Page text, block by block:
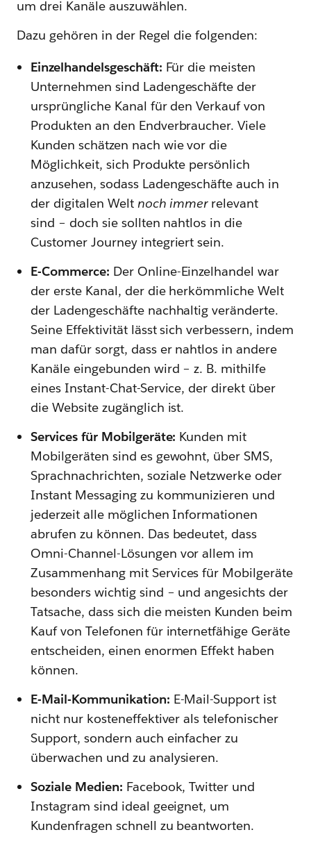
um drei Kanäle auszuwählen.
Dazu gehören in der Regel die folgenden:
Einzelhandelsgeschäft: Für die meisten
Unternehmen sind Ladengeschäfte der
ursprüngliche Kanal für den Verkauf von
Produkten an den Endverbraucher. Viele
Kunden schätzen nach wie vor die
Möglichkeit, sich Produkte persönlich
anzusehen, sodass Ladengeschäfte auch in
der digitalen Welt noch immerrelevant
sind – doch sie sollten nahtlos in die
Customer Journey integriert sein.
E-Commerce: Der Online-Einzelhandel war
der erste Kanal, der die herkömmliche Welt
der Ladengeschäfte nachhaltig veränderte.
Seine Effektivität lässt sich verbessern, indem
man dafür sorgt, dass er nahtlos in andere
Kanäle eingebunden wird – z. B. mithilfe
eines Instant-Chat-Service, der direkt über
die Website zugänglich ist.
Services für Mobilgeräte: Kunden mit
Mobilgeräten sind es gewohnt, über SMS,
Sprachnachrichten, soziale Netzwerke oder
Instant Messaging zu kommunizieren und
jederzeit alle möglichen Informationen
abrufen zu können. Das bedeutet, dass
Omni-Channel-Lösungen vor allem im
Zusammenhang mit Services für Mobilgeräte
besonders wichtig sind – und angesichts der
Tatsache, dass sich die meisten Kunden beim
Kauf von Telefonen für internetfähige Geräte
entscheiden, einen enormen Effekt haben
können.
E-Mail-Kommunikation: E-Mail-Support ist
nicht nur kosteneffektiver als telefonischer
Support, sondern auch einfacher zu
überwachen und zu analysieren.
Soziale Medien: Facebook, Twitter und
Instagram sind ideal geeignet, um
Kundenfragen schnell zu beantworten.